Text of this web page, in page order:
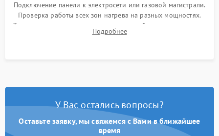
Подключение панели к электросети или газовой магистрали.
Проверка работы всех зон нагрева на разных мощностях.
Тестирование сенсорного управления, таймера, индикаторов
остаточного тепла и систем защиты от перегрева.
Подробнее
У Вас остались вопросы?
Оставьте заявку, мы свяжемся с Вами в ближайшее
время